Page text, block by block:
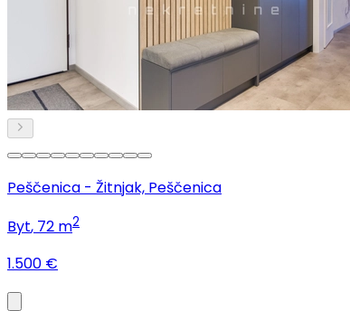
Peščenica - Žitnjak, Peščenica
Byt, 72 m2
1.500 €